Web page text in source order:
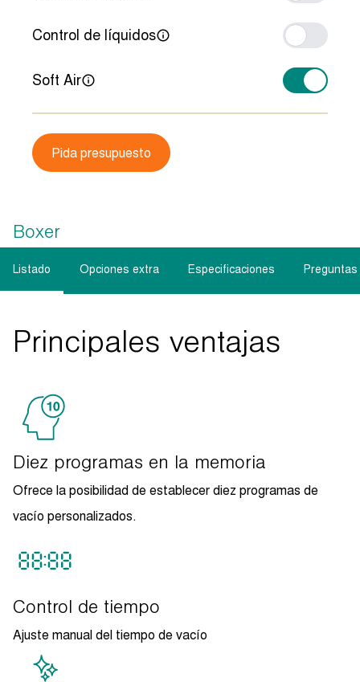
Control de líquidos
Soft Air
Pida presupuesto
Boxer
Listado Opciones extra Especificaciones
Principales ventajas
Diez programas en la memoria
Ofrece la posibilidad de establecer diez programas de
vacío personalizados.
Control de tiempo
Ajuste manual del tiempo de vacío